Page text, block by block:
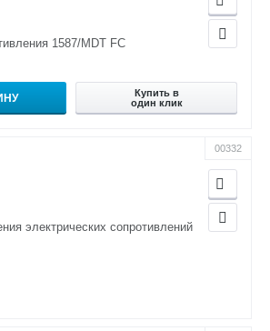
1587/MDT FC
Купить в
один клик
00332
электрических сопротивлений